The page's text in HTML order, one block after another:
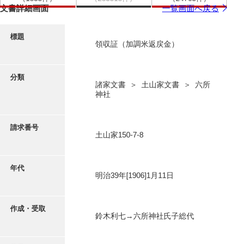
写真・絵はがき
文書詳細画面 一覧画面へ戻る
標題
領収証（加調米返戻金）
分類
諸家文書 ＞ 土山家文書 ＞ 六所
神社
請求番号
土山家150-7-8
年代
明治39年[1906]1月11日
作成・受取
鈴木利七→六所神社氏子総代